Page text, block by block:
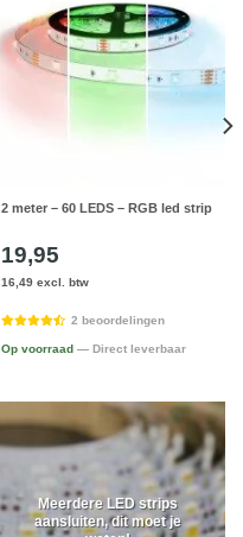
2 meter – 60 LEDS – RGB led strip
19,95
16,49 excl. btw
2 beoordelingen
Op voorraad — Direct leverbaar
Meerdere LED strips
aansluiten, dit moet je